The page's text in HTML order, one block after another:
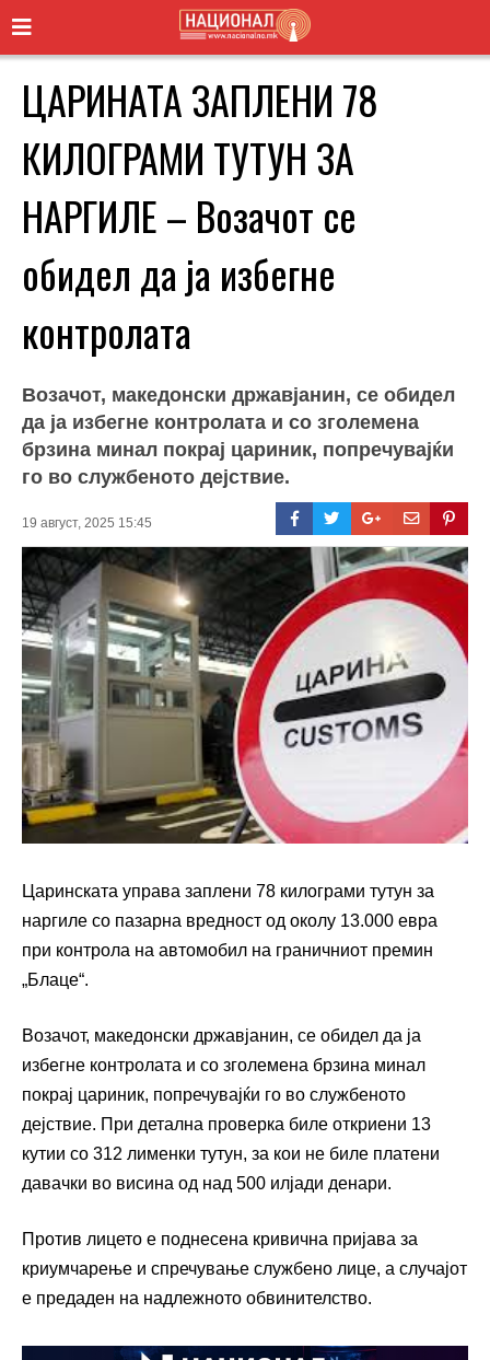
ЦАРИНАТА ЗАПЛЕНИ 78
КИЛОГРАМИ ТУТУН ЗА
НАРГИЛЕ – Возачот се
обидел да ја избегне
контролата
Возачот, македонски државјанин, се обидел
да ја избегне контролата и со зголемена
брзина минал покрај цариник, попречувајќи
го во службеното дејствие.
19 август, 2025 15:45
Царинската управа заплени 78 килограми тутун за
наргиле со пазарна вредност од околу 13.000 евра
при контрола на автомобил на граничниот премин
„Блаце“.
Возачот, македонски државјанин, се обидел да ја
избегне контролата и со зголемена брзина минал
покрај цариник, попречувајќи го во службеното
дејствие. При детална проверка биле откриени 13
кутии со 312 лименки тутун, за кои не биле платени
давачки во висина од над 500 илјади денари.
Против лицето е поднесена кривична пријава за
криумчарење и спречување службено лице, а случајот
е предаден на надлежното обвинителство.